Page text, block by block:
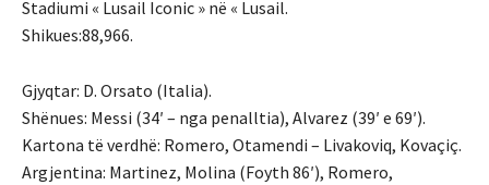
Stadiumi « Lusail Iconic » në « Lusail.
Shikues:88,966.
Gjyqtar: D. Orsato (Italia).
Shënues: Messi (34′ – nga penalltia), Alvarez (39′ e 69′).
Kartona të verdhë: Romero, Otamendi – Livakoviq, Kovaçiç.
Argjentina: Martinez, Molina (Foyth 86′), Romero,